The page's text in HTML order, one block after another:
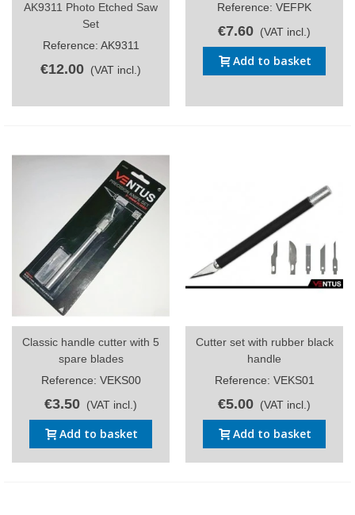
AK9311 Photo Etched Saw
Set
Reference: AK9311
€12.00 (VAT incl.)
Reference: VEFPK
€7.60 (VAT incl.)
Add to basket
Classic handle cutter with 5
spare blades
Reference: VEKS00
€3.50 (VAT incl.)
Add to basket
Cutter set with rubber black
handle
Reference: VEKS01
€5.00 (VAT incl.)
Add to basket